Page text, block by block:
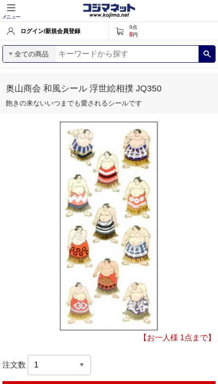
メニュー
ログイン/新規会員登録
0点
0円
全ての商品
奥山商会 和風シール 浮世絵相撲 JQ350
飽きの来ないいつまでも愛されるシールです
【お一人様 1点まで】
注文数